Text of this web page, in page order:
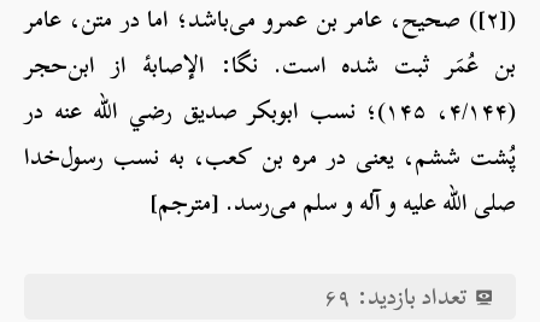
([۲]) صحیح، عامر بن عمرو می‌باشد؛ اما در متن، عامر
بن عُمَر ثبت شده است. نگا: الإصابۀ از ابن‌حجر
(۴/۱۴۴، ۱۴۵)؛ نسب ابوبکر صدیق رضي الله عنه در
پُشت ششم، یعنی در مره بن کعب، به نسب رسول‌خدا
صلی الله علیه و آله و سلم می‌رسد. [مترجم]
تعداد بازدید: ۶۹